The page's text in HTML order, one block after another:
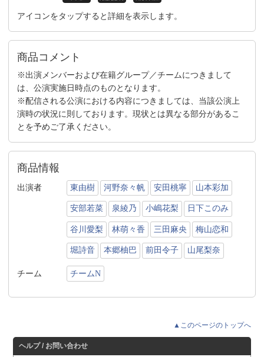
アイコンをタップすると詳細を表示します。
商品コメント
※出演メンバーおよび在籍グループ／チームにつきまして
は、公演実施日時点のものとなります。
※配信される公演における内容につきましては、当該公演上
演時の状況に則しております。現状とは異なる部分があるこ
とを予めご了承ください。
商品情報
出演者 東由樹 河野奈々帆 安田桃寧 山本彩加
安部若菜 泉綾乃 小嶋花梨 日下このみ
谷川愛梨 林萌々香 三田麻央 梅山恋和
堀詩音 本郷柚巴 前田令子 山尾梨奈
チーム チームN
▲このページのトップへ
ヘルプ / お問い合わせ